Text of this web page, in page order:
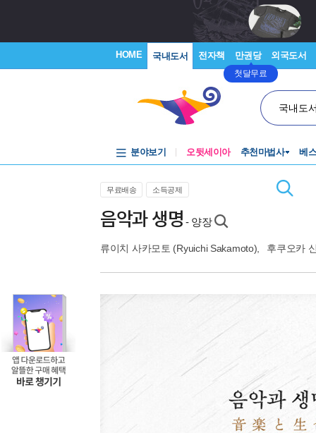
HOME 국내도서 전자책 만권당
첫달무료
외국도서
국내도
분야보기 오뒷세이아 추천마법사 베
무료배송 소득공제
음악과 생명 - 양장
류이치 사카모토 (Ryuichi Sakamoto) 후쿠오카